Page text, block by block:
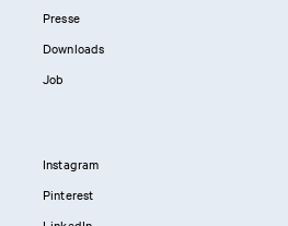
Presse
Downloads
Job
Instagram
Pinterest